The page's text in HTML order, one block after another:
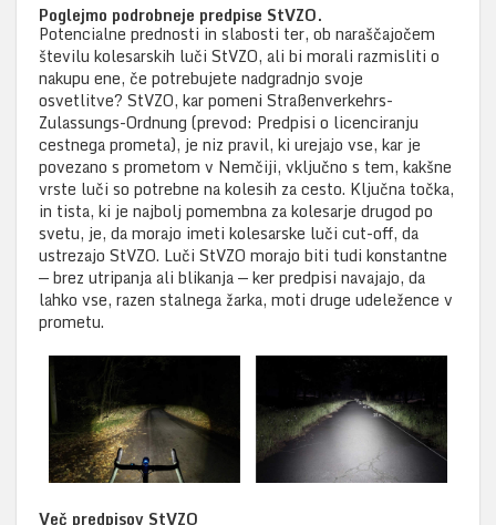
Poglejmo podrobneje predpise StVZO.
Potencialne prednosti in slabosti ter, ob naraščajočem
številu kolesarskih luči StVZO, ali bi morali razmisliti o
nakupu ene, če potrebujete nadgradnjo svoje
osvetlitve? StVZO, kar pomeni Straßenverkehrs-
Zulassungs-Ordnung (prevod: Predpisi o licenciranju
cestnega prometa), je niz pravil, ki urejajo vse, kar je
povezano s prometom v Nemčiji, vključno s tem, kakšne
vrste luči so potrebne na kolesih za cesto. Ključna točka,
in tista, ki je najbolj pomembna za kolesarje drugod po
svetu, je, da morajo imeti kolesarske luči cut-off, da
ustrezajo StVZO. Luči StVZO morajo biti tudi konstantne
— brez utripanja ali blikanja — ker predpisi navajajo, da
lahko vse, razen stalnega žarka, moti druge udeležence v
prometu.
Več predpisov StVZO